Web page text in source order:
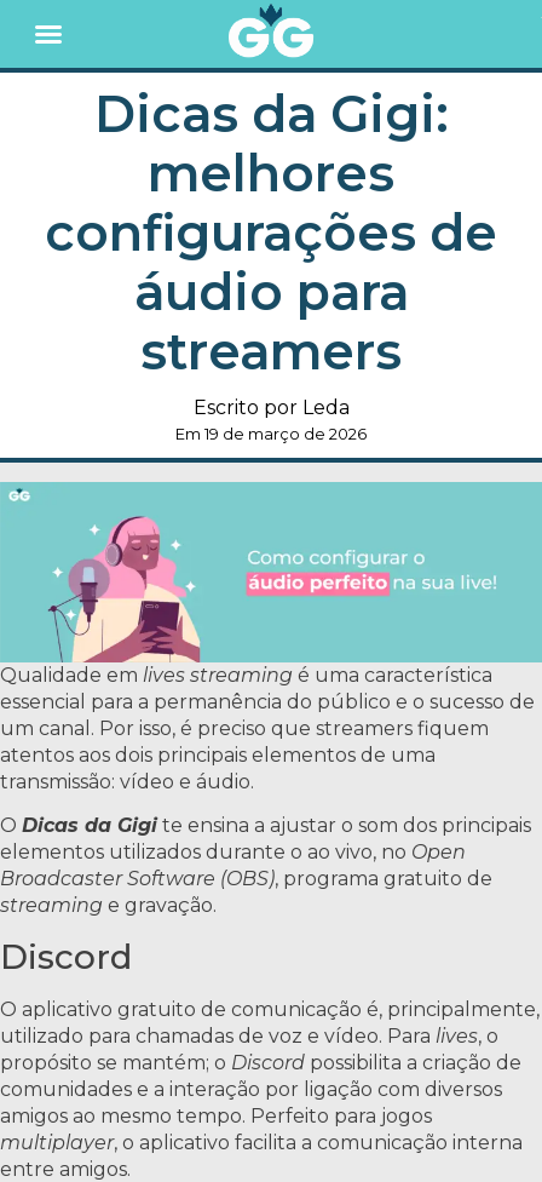
Dicas da Gigi:
melhores
configurações de
áudio para
streamers
Escrito por Leda
Em 19 de março de 2026
Qualidade em lives streaming é uma característica
essencial para a permanência do público e o sucesso de
um canal. Por isso, é preciso que streamers fiquem
atentos aos dois principais elementos de uma
transmissão: vídeo e áudio.
O Dicas da Gigite ensina a ajustar o som dos principais
elementos utilizados durante o ao vivo, no Open
Broadcaster Software (OBS), programa gratuito de
streaming e gravação.
Discord
O aplicativo gratuito de comunicação é, principalmente,
utilizado para chamadas de voz e vídeo. Para lives, o
propósito se mantém; o Discord possibilita a criação de
comunidades e a interação por ligação com diversos
amigos ao mesmo tempo. Perfeito para jogos
multiplayer, o aplicativo facilita a comunicação interna
entre amigos.